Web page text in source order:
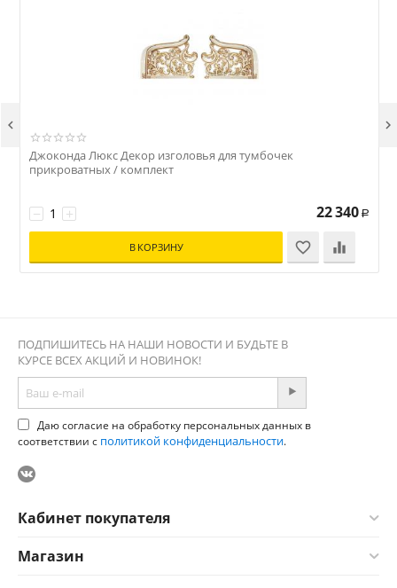
Джоконда Люкс Декор изголовья для тумбочек
прикроватных / комплект
+
− 22 340 Р
В КОРЗИНУ
 
ПОДПИШИТЕСЬ НА НАШИ НОВОСТИ И БУДЬТЕ В
КУРСЕ ВСЕХ АКЦИЙ И НОВИНОК!
Даю согласие на обработку персональных данных в
соответствии с политикой конфиденциальности.
Кабинет покупателя
Магазин